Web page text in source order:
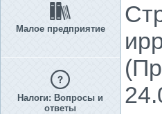
Малое предприятие
Налоги: Вопросы и
ответы